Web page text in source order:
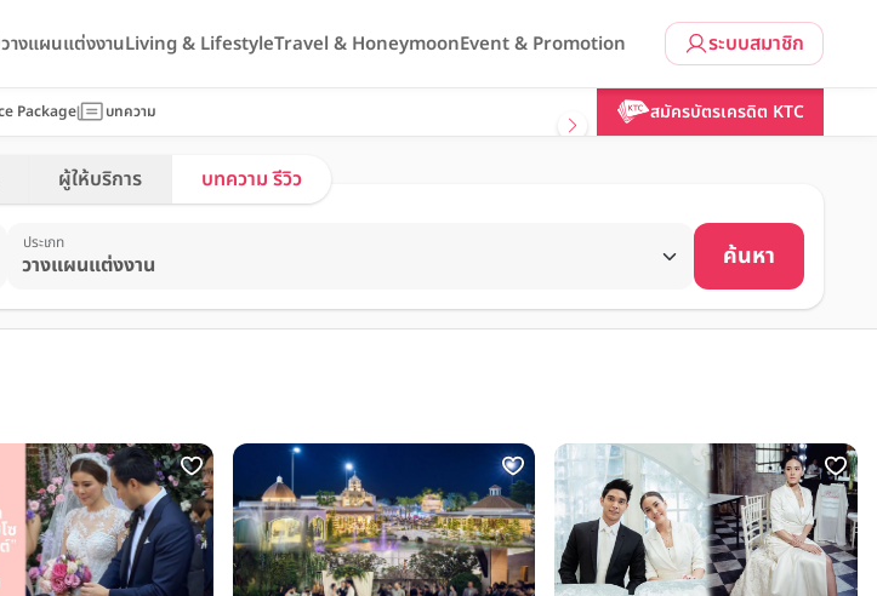
ระบบสมาชิก
วางแผนแต่งงานLiving & LifestyleTravel & HoneymoonEvent & Promotion
Package บทความ สมัครบัตรเครดิต KTC
ผู้ให้บริการ บทความ รีวิว
ประเภท ค้นหา